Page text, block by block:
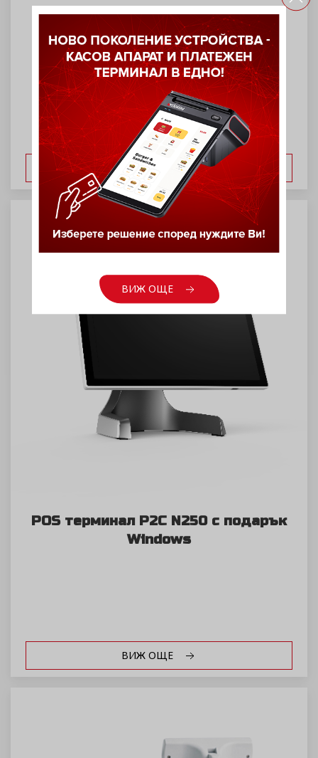
Самозалепващи етикети 56/25 –
бели
ВИЖ ОЩЕ
POS терминал P2C N250 с подарък
Windows
ВИЖ ОЩЕ
ВИЖ ОЩЕ